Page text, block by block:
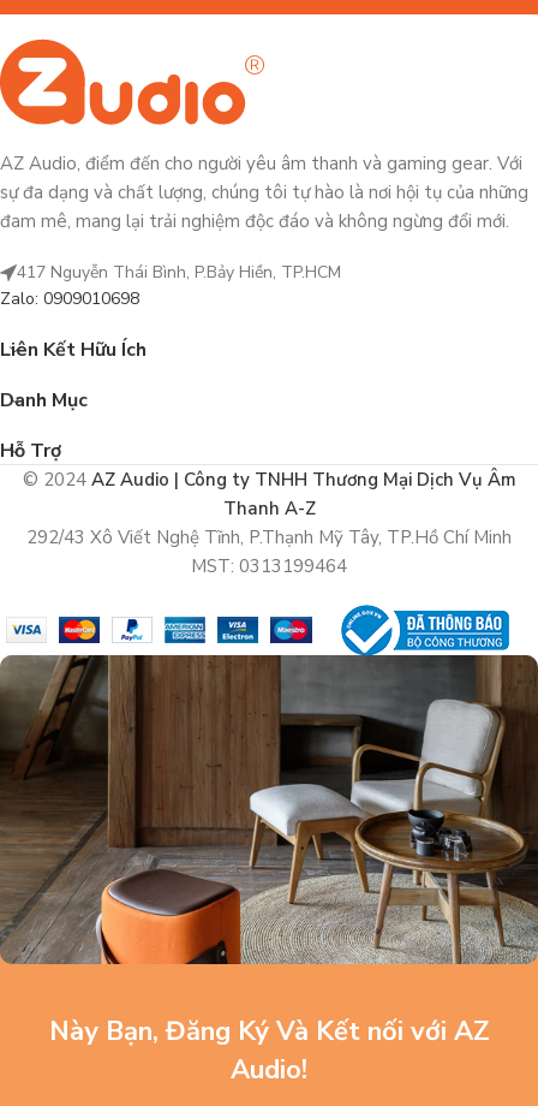
AZ Audio, điểm đến cho người yêu âm thanh và gaming gear. Với
sự đa dạng và chất lượng, chúng tôi tự hào là nơi hội tụ của những
đam mê, mang lại trải nghiệm độc đáo và không ngừng đổi mới.
417 Nguyễn Thái Bình, P.Bảy Hiền, TP.HCM
Zalo: 0909010698
Liên Kết Hữu Ích
Danh Mục
Hỗ Trợ
© 2024 AZ Audio | Công ty TNHH Thương Mại Dịch Vụ Âm
Thanh A-Z
292/43 Xô Viết Nghệ Tĩnh, P.Thạnh Mỹ Tây, TP.Hồ Chí Minh
MST: 0313199464
Này Bạn, Đăng Ký Và Kết nối với AZ
Audio!